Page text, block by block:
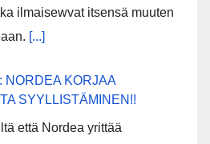
ilmaisewvat itsensä muuten
[...]
NORDEA KORJAA
SYYLLISTÄMINEN!!
että Nordea yrittää